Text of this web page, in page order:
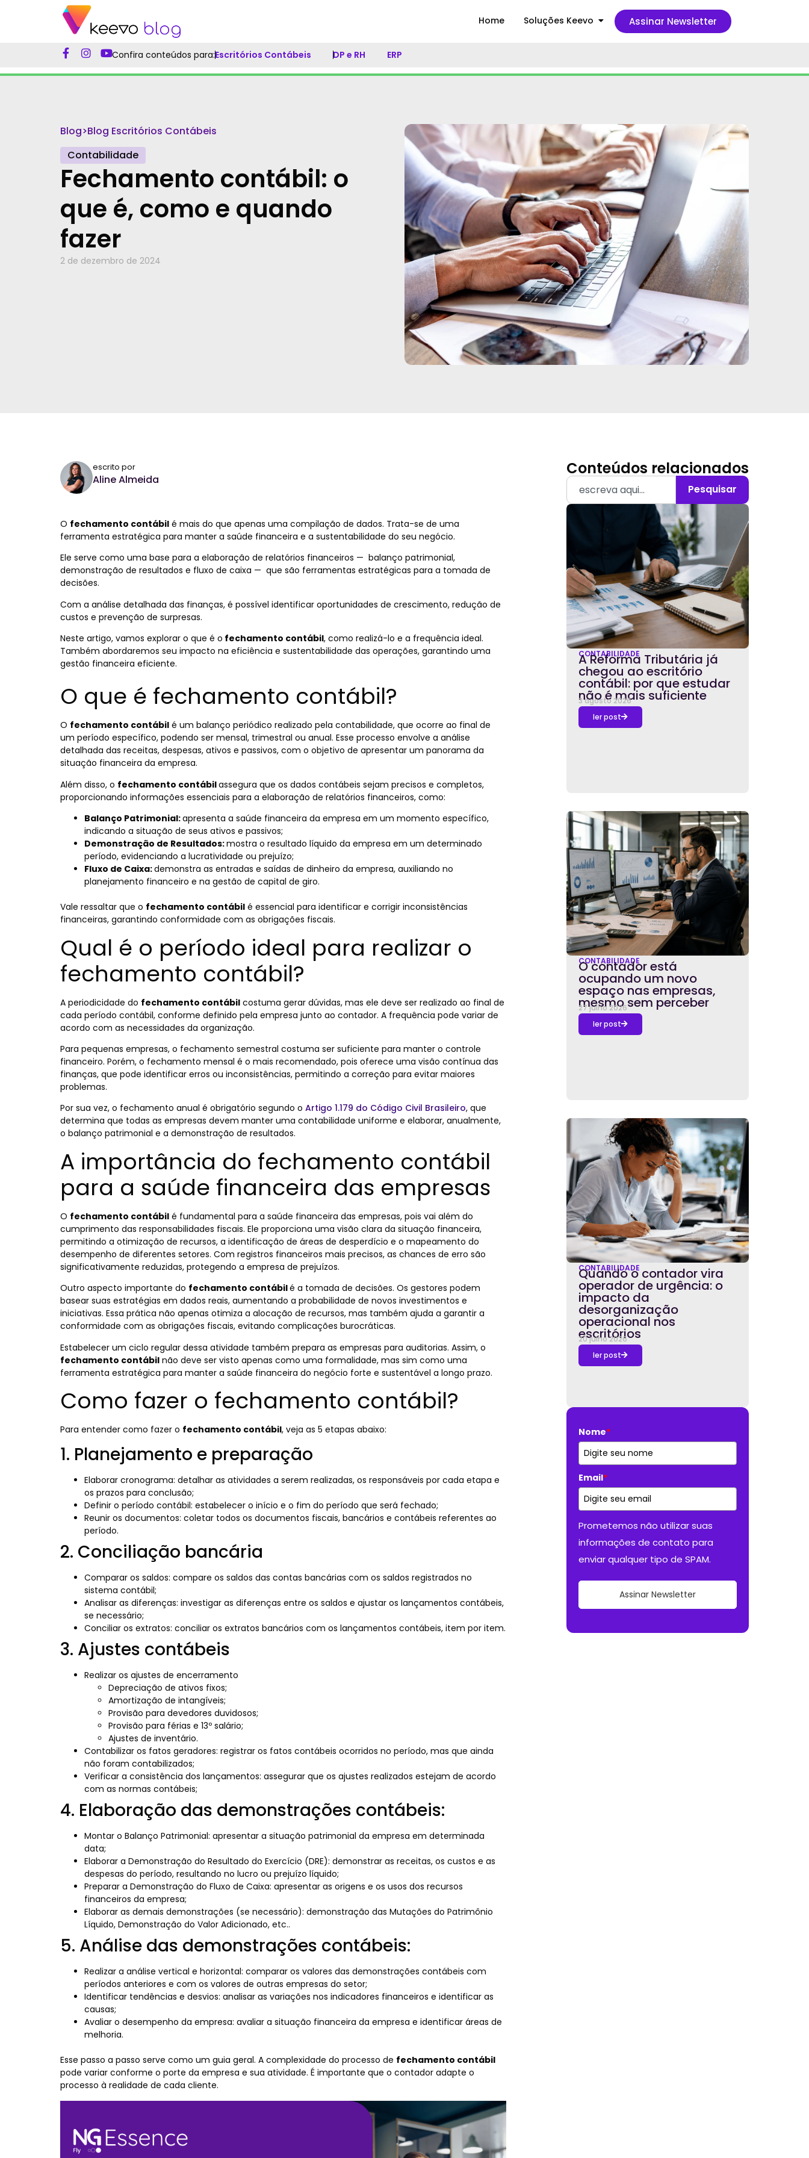
Home Soluções Keevo Assinar Newsletter
Confira conteúdos para:Escritórios Contábeis DP e RH ERP
Blog>Blog Escritórios Contábeis
Contabilidade
Fechamento contábil: o
que é, como e quando
fazer
2 de dezembro de 2024
escrito por
Aline Almeida
O fechamento contábil é mais do que apenas uma compilação de dados. Trata-se de uma
ferramenta estratégica para manter a saúde financeira e a sustentabilidade do seu negócio.
Ele serve como uma base para a elaboração de relatórios financeiros — balanço patrimonial,
demonstração de resultados e fluxo de caixa — que são ferramentas estratégicas para a tomada de
decisões.
Com a análise detalhada das finanças, é possível identificar oportunidades de crescimento, redução de
custos e prevenção de surpresas.
Neste artigo, vamos explorar o que é o fechamento contábil, como realizá-lo e a frequência ideal.
Também abordaremos seu impacto na eficiência e sustentabilidade das operações, garantindo uma
gestão financeira eficiente.
O que é fechamento contábil?
O fechamento contábil é um balanço periódico realizado pela contabilidade, que ocorre ao final de
um período específico, podendo ser mensal, trimestral ou anual. Esse processo envolve a análise
detalhada das receitas, despesas, ativos e passivos, com o objetivo de apresentar um panorama da
situação financeira da empresa.
Além disso, o fechamento contábilassegura que os dados contábeis sejam precisos e completos,
proporcionando informações essenciais para a elaboração de relatórios financeiros, como:
Balanço Patrimonial:apresenta a saúde financeira da empresa em um momento específico,
indicando a situação de seus ativos e passivos;
Demonstração de Resultados:mostra o resultado líquido da empresa em um determinado
período, evidenciando a lucratividade ou prejuízo;
Fluxo de Caixa:demonstra as entradas e saídas de dinheiro da empresa, auxiliando no
planejamento financeiro e na gestão de capital de giro.
Vale ressaltar que o fechamento contábil é essencial para identificar e corrigir inconsistências
financeiras, garantindo conformidade com as obrigações fiscais.
Qual é o período ideal para realizar o
fechamento contábil?
A periodicidade do fechamento contábil costuma gerar dúvidas, mas ele deve ser realizado ao final de
cada período contábil, conforme definido pela empresa junto ao contador. A frequência pode variar de
acordo com as necessidades da organização.
Para pequenas empresas, o fechamento semestral costuma ser suficiente para manter o controle
financeiro. Porém, o fechamento mensal é o mais recomendado, pois oferece uma visão contínua das
finanças, que pode identificar erros ou inconsistências, permitindo a correção para evitar maiores
problemas.
Por sua vez, o fechamento anual é obrigatório segundo o Artigo 1.179 do Código Civil Brasileiro, que
determina que todas as empresas devem manter uma contabilidade uniforme e elaborar, anualmente,
o balanço patrimonial e a demonstração de resultados.
A importância do fechamento contábil
para a saúde financeira das empresas
O fechamento contábil é fundamental para a saúde financeira das empresas, pois vai além do
cumprimento das responsabilidades fiscais. Ele proporciona uma visão clara da situação financeira,
permitindo a otimização de recursos, a identificação de áreas de desperdício e o mapeamento do
desempenho de diferentes setores. Com registros financeiros mais precisos, as chances de erro são
significativamente reduzidas, protegendo a empresa de prejuízos.
Outro aspecto importante do fechamento contábilé a tomada de decisões. Os gestores podem
basear suas estratégias em dados reais, aumentando a probabilidade de novos investimentos e
iniciativas. Essa prática não apenas otimiza a alocação de recursos, mas também ajuda a garantir a
conformidade com as obrigações fiscais, evitando complicações burocráticas.
Estabelecer um ciclo regular dessa atividade também prepara as empresas para auditorias. Assim, o
fechamento contábil não deve ser visto apenas como uma formalidade, mas sim como uma
ferramenta estratégica para manter a saúde financeira do negócio forte e sustentável a longo prazo.
Como fazer o fechamento contábil?
Para entender como fazer o fechamento contábil, veja as 5 etapas abaixo:
1. Planejamento e preparação
Elaborar cronograma: detalhar as atividades a serem realizadas, os responsáveis por cada etapa e
os prazos para conclusão;
Definir o período contábil: estabelecer o início e o fim do período que será fechado;
Reunir os documentos: coletar todos os documentos fiscais, bancários e contábeis referentes ao
período.
2. Conciliação bancária
Comparar os saldos: compare os saldos das contas bancárias com os saldos registrados no
sistema contábil;
Analisar as diferenças: investigar as diferenças entre os saldos e ajustar os lançamentos contábeis,
se necessário;
Conciliar os extratos: conciliar os extratos bancários com os lançamentos contábeis, item por item.
3. Ajustes contábeis
Realizar os ajustes de encerramento
Depreciação de ativos fixos;
Amortização de intangíveis;
Provisão para devedores duvidosos;
Provisão para férias e 13º salário;
Ajustes de inventário.
Contabilizar os fatos geradores: registrar os fatos contábeis ocorridos no período, mas que ainda
não foram contabilizados;
Verificar a consistência dos lançamentos: assegurar que os ajustes realizados estejam de acordo
com as normas contábeis;
4. Elaboração das demonstrações contábeis:
Montar o Balanço Patrimonial: apresentar a situação patrimonial da empresa em determinada
data;
Elaborar a Demonstração do Resultado do Exercício (DRE): demonstrar as receitas, os custos e as
despesas do período, resultando no lucro ou prejuízo líquido;
Preparar a Demonstração do Fluxo de Caixa: apresentar as origens e os usos dos recursos
financeiros da empresa;
Elaborar as demais demonstrações (se necessário): demonstração das Mutações do Patrimônio
Líquido, Demonstração do Valor Adicionado, etc..
5. Análise das demonstrações contábeis:
Realizar a análise vertical e horizontal: comparar os valores das demonstrações contábeis com
períodos anteriores e com os valores de outras empresas do setor;
Identificar tendências e desvios: analisar as variações nos indicadores financeiros e identificar as
causas;
Avaliar o desempenho da empresa: avaliar a situação financeira da empresa e identificar áreas de
melhoria.
Esse passo a passo serve como um guia geral. A complexidade do processo de fechamento contábil
pode variar conforme o porte da empresa e sua atividade. É importante que o contador adapte o
processo à realidade de cada cliente.
Conteúdos relacionados
Pesquisar
CONTABILIDADE
A Reforma Tributária já
chegou ao escritório
contábil: por que estudar
não é mais suficiente
3 agosto 2026
ler post
CONTABILIDADE
O contador está
ocupando um novo
espaço nas empresas,
mesmo sem perceber
27 julho 2026
ler post
CONTABILIDADE
Quando o contador vira
operador de urgência: o
impacto da
desorganização
operacional nos
escritórios
20 julho 2026
ler post
Nome*
Email*
Prometemos não utilizar suas
informações de contato para
enviar qualquer tipo de SPAM.
Assinar Newsletter